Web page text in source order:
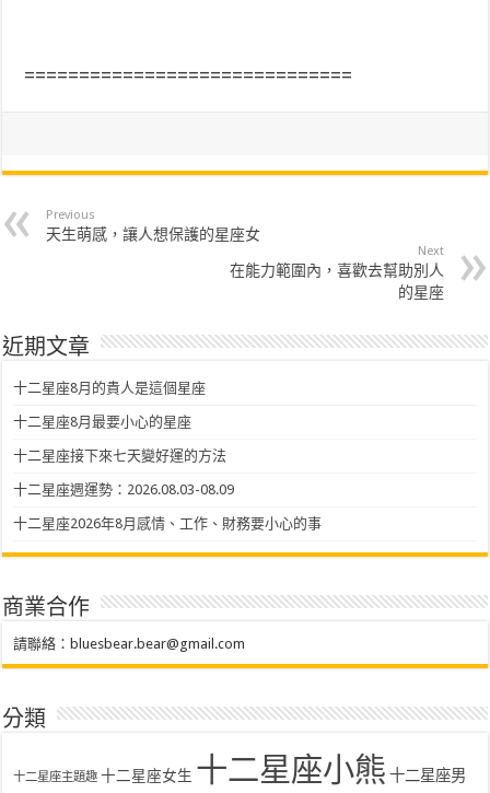
==============================
Previous
天生萌感，讓人想保護的星座女
Next
在能力範圍內，喜歡去幫助別人
的星座
近期文章
十二星座8月的貴人是這個星座
十二星座8月最要小心的星座
十二星座接下來七天變好運的方法
十二星座週運勢：2026.08.03-08.09
十二星座2026年8月感情、工作、財務要小心的事
商業合作
請聯絡： bluesbear.bear@gmail.com
分類
十二星座主題趣 十二星座女生 十二星座小熊 十二星座男